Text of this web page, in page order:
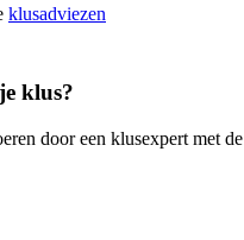
klusadviezen
klus?
door een klusexpert met de